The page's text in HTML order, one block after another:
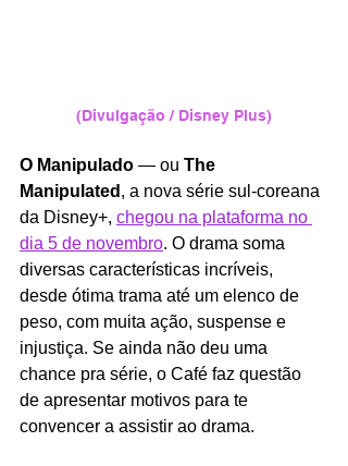
(Divulgação / Disney Plus)
O Manipulado — ou The
Manipulated , a nova série sul-coreana
da Disney+, chegou na plataforma no
dia 5 de novembro. O drama soma
diversas características incríveis,
desde ótima trama até um elenco de
peso, com muita ação, suspense e
injustiça. Se ainda não deu uma
chance pra série, o Café faz questão
de apresentar motivos para te
convencer a assistir ao drama.